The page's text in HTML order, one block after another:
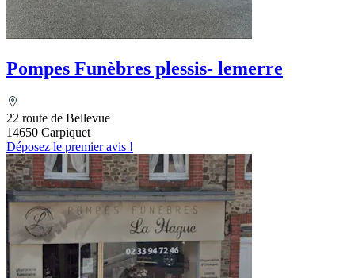
Pompes Funèbres plessis- lemerre
22 route de Bellevue
14650 Carpiquet
Déposez le premier avis !